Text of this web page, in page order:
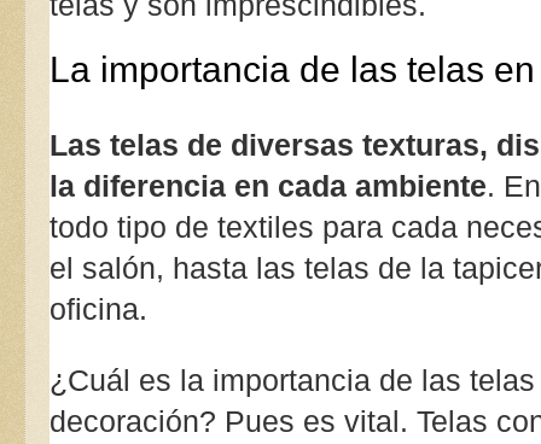
La importancia de las telas
Las telas de diversas texturas,
la diferencia en cada ambiente.
todo tipo de textiles para cada
el salón, hasta las telas de la
oficina.
¿Cuál es la importancia de las
decoración? Pues es vital. Telas